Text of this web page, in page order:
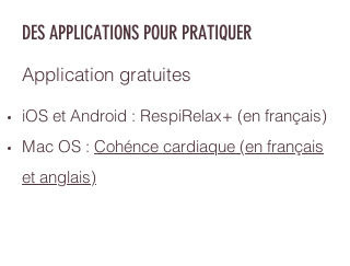
DES APPLICATIONS POUR PRATIQUER
Application gratuites
iOS et Android : RespiRelax+ (en français)
Mac OS : Cohénce cardiaque (en français
et anglais)